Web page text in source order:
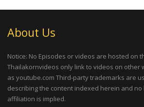
About Us
Notice: No Episodes or videos are hosted on
Thailakornvideos only link to videos on other
as youtube.com Third-party trademarks are
describing the content indexed herein and
affiliation is implied.